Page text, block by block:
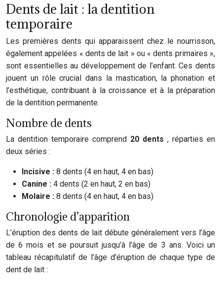
Dents de lait : la dentition
temporaire
Les premières dents qui apparaissent chez le nourrisson,
également appelées « dents de lait » ou « dents primaires »,
sont essentielles au développement de l’enfant. Ces dents
jouent un rôle crucial dans la mastication, la phonation et
l’esthétique, contribuant à la croissance et à la préparation
de la dentition permanente.
Nombre de dents
La dentition temporaire comprend 20 dents , réparties en
deux séries :
Incisive : 8 dents (4 en haut, 4 en bas)
Canine : 4 dents (2 en haut, 2 en bas)
Molaire : 8 dents (4 en haut, 4 en bas)
Chronologie d’apparition
L’éruption des dents de lait débute généralement vers l’âge
de 6 mois et se poursuit jusqu’à l’âge de 3 ans. Voici un
tableau récapitulatif de l’âge d’éruption de chaque type de
dent de lait :